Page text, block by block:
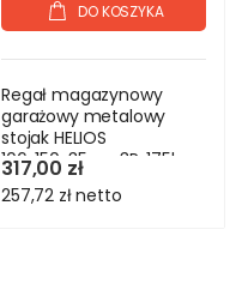
DO KOSZYKA
Regał magazynowy
garażowy metalowy
stojak HELIOS
106x150x35cm 3Px175kg
PL
317,00 zł
257,72 złnetto